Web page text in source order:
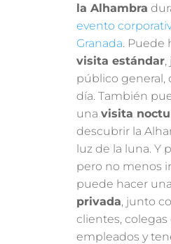
la Alhambra
evento
Granada. Puede
visita estándar,
público general,
día. También
unavisita
descubrir la
luz de la luna. Y
pero no menos
puede hacer
privada, junto
clientes, colegas
empleados y